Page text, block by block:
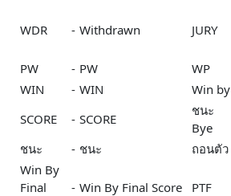
WDR - Withdrawn JURY
PW
- PW WP
WIN
- WIN Win by
SCORE
- SCORE
ชนะ
Bye
ชนะ
- ชนะ ถอนตัว
Win By
Final
- Win By Final Score PTF